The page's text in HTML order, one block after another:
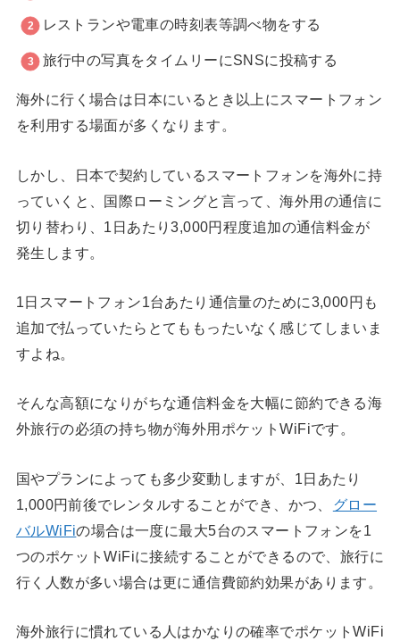
レストランや電車の時刻表等調べ物をする
旅行中の写真をタイムリーにSNSに投稿する
海外に行く場合は日本にいるとき以上にスマートフォン
を利用する場面が多くなります。
しかし、日本で契約しているスマートフォンを海外に持
っていくと、国際ローミングと言って、海外用の通信に
切り替わり、1日あたり3,000円程度追加の通信料金が
発生します。
1日スマートフォン1台あたり通信量のために3,000円も
追加で払っていたらとてももったいなく感じてしまいま
すよね。
そんな高額になりがちな通信料金を大幅に節約できる海
外旅行の必須の持ち物が海外用ポケットWiFiです。
国やプランによっても多少変動しますが、1日あたり
1,000円前後でレンタルすることができ、かつ、
グロー
バルWiFiの場合は一度に最大5台のスマートフォンを1
つのポケットWiFiに接続することができるので、旅行に
行く人数が多い場合は更に通信費節約効果があります。
海外旅行に慣れている人はかなりの確率でポケットWiFi